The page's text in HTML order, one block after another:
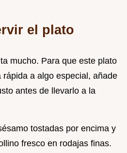
el plato
mucho. Para que este plato
rápida a algo especial, añade
antes de llevarlo a la
tostadas por encima y
fresco en rodajas finas.